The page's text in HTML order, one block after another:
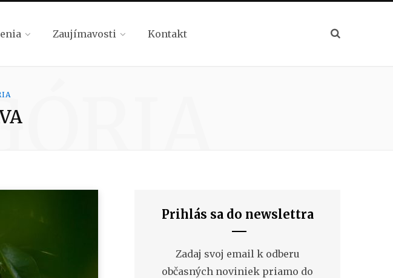
Zaujímavosti Kontakt
Prihlás sa do newslettra
Zadaj svoj email k odberu
občasných noviniek priamo do